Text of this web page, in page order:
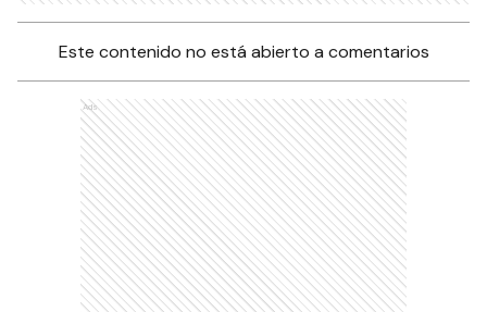
Este contenido no está abierto a comentarios
Ads